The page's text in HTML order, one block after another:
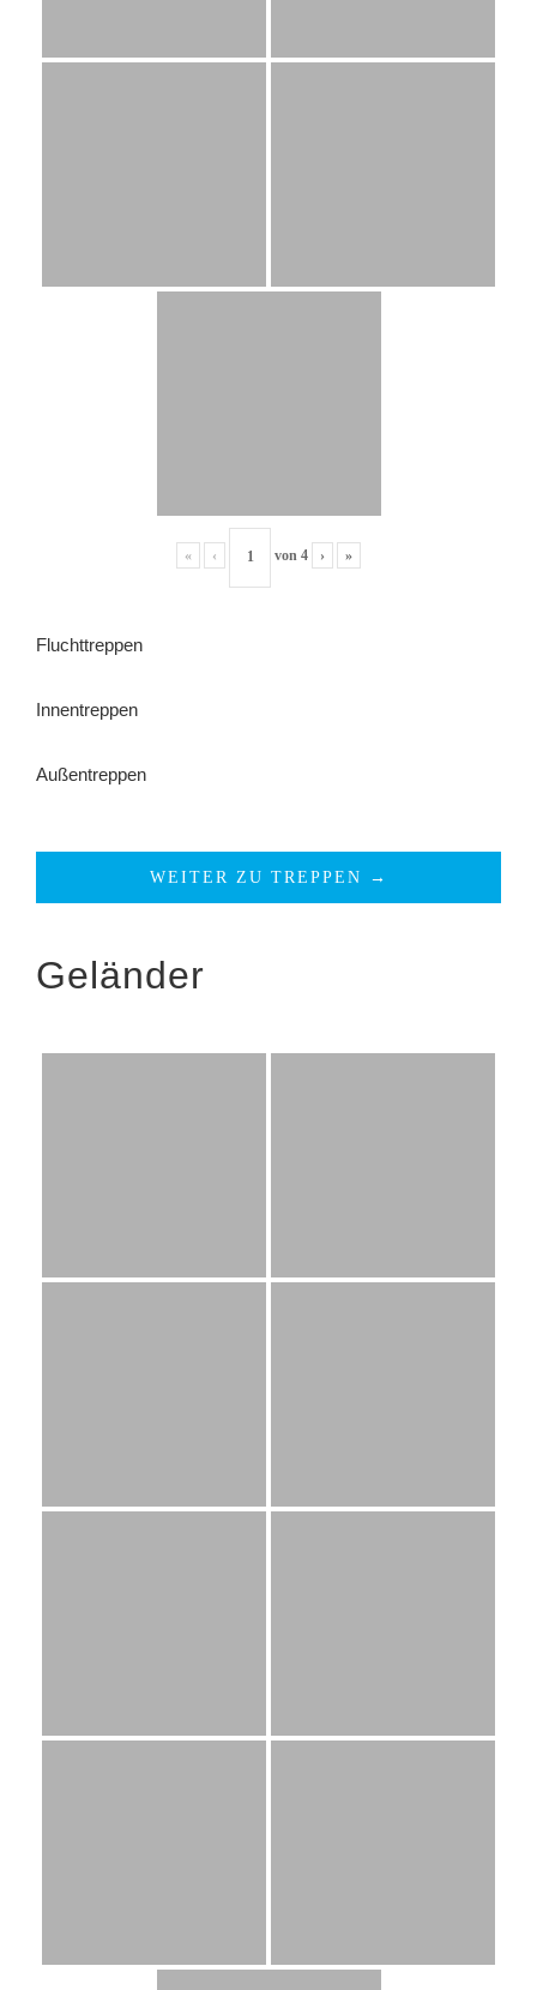
« ‹ von 4 › »
Fluchttreppen
Innentreppen
Außentreppen
WEITER ZU TREPPEN →
Geländer